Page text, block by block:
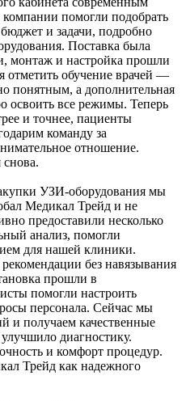
помогли подобрать
и задачи, подробно
Поставка была
монтаж и настройка прошли
отметить обучение врачей —
понятным, а дополнительная
освоить все режимы. Теперь
и точнее, пациенты
команду за
отношение.
снова.
УЗИ-оборудования мы
Медикал Трейд и не
предоставили несколько
анализ, помогли
для нашей клиники.
без навязывания
прошли в
помогли настроить
персонала. Сейчас мы
и получаем качественные
диагностику.
и комфорт процедур.
Трейд как надежного